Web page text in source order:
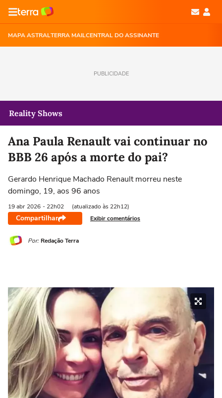
MAPA ASTRALTERRA MAILCENTRAL DO ASSINANTE
PUBLICIDADE
Reality Shows
Ana Paula Renault vai continuar no
BBB 26 após a morte do pai?
Gerardo Henrique Machado Renault morreu neste
domingo, 19, aos 96 anos
19 abr 2026 - 22h02 (atualizado às 22h12)
Compartilhar Exibir comentários
Por: Redação Terra